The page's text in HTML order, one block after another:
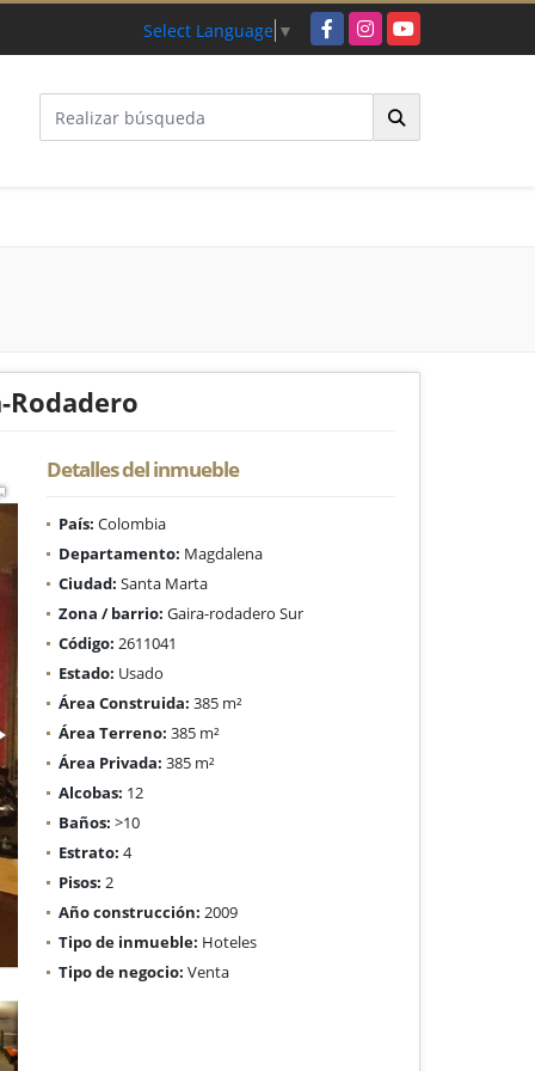
Select Language ▼ FacebookInstagramYouTube
Detalles del inmueble
País: Colombia
Departamento: Magdalena
Ciudad: Santa Marta
Zona / barrio: Gaira-rodadero Sur
Código: 2611041
Estado: Usado
Área Construida: 385 m²
Área Terreno: 385 m²
Área Privada: 385 m²
Alcobas: 12
Baños: >10
Estrato: 4
Pisos: 2
Año construcción: 2009
Tipo de inmueble: Hoteles
Tipo de negocio: Venta